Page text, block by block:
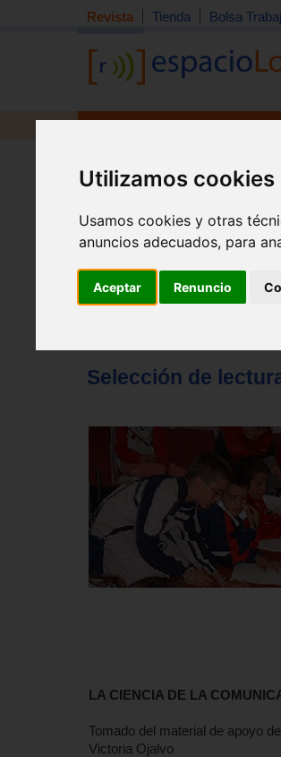
Utilizamos cookies
Usamos cookies y otras
anuncios adecuados, para
Aceptar Renuncio
Revista Tienda Bolsa
Inicio>Revista
Selección de
LA CIENCIA DE LA
Tomado del material de apoyo
Victoria Ojalvo